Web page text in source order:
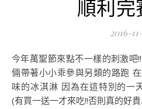
順利完
2016-
今年萬聖節來點不一樣的刺激吧!! 2016/10/31晚上 我們夫妻
倆帶著小小乖參與另類的路跑
味的冰淇淋 因為在這特別的一
(有買一送一才來吃!!否則真的好貴